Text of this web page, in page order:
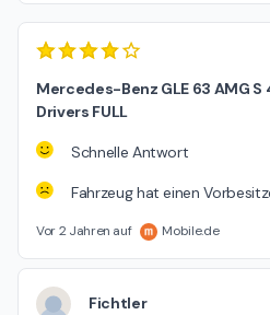
Mercedes-Benz GLE 63 AMG
Drivers FULL
Schnelle Antwort
Fahrzeug hat einen
Vor 2 Jahren auf Mobile.de
Fichtler